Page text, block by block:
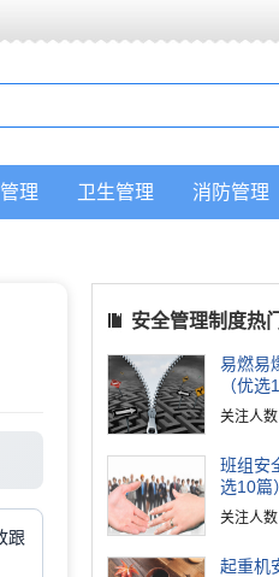
理 卫生管理 消防管理
跟
安全管理制度热
易燃易
（优选
关注人数
班组安
选10篇）
关注人数
起重机